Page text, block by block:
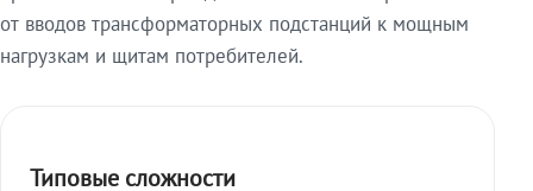
от вводов трансформаторных подстанций к мощным
нагрузкам и щитам потребителей.
Типовые сложности